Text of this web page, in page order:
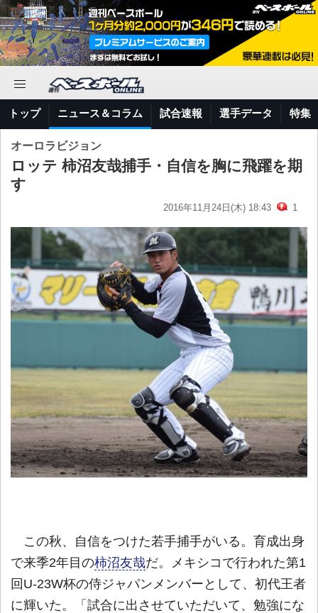
トップ ニュース＆コラム 試合速報 選手データ 特集
オーロラビジョン
ロッテ 柿沼友哉捕手・自信を胸に飛躍を期
す
2016年11月24日(木) 18:43 1
この秋、自信をつけた若手捕手がいる。育成出身
で来季2年目の柿沼友哉だ。メキシコで行われた第1
回U-23W杯の侍ジャパンメンバーとして、初代王者
に輝いた。「試合に出させていただいて、勉強にな